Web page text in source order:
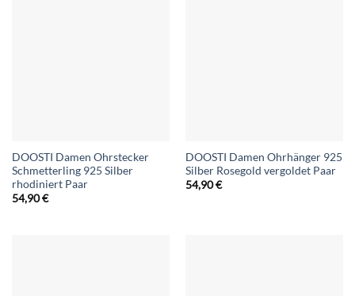
DOOSTI Damen Ohrstecker
Schmetterling 925 Silber
rhodiniert Paar
54,90€
DOOSTI Damen Ohrhänger 925
Silber Rosegold vergoldet Paar
54,90€